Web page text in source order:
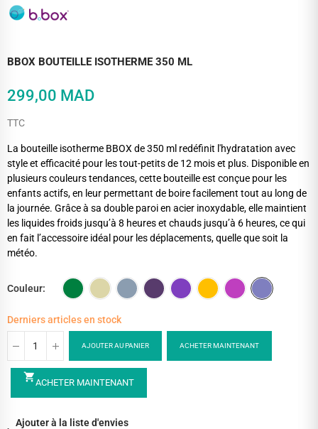
BBOX BOUTEILLE ISOTHERME 350 ML
299,00 MAD
TTC
La bouteille isotherme BBOX de 350 ml redéfinit l'hydratation avec
style et efficacité pour les tout-petits de 12 mois et plus. Disponible en
plusieurs couleurs tendances, cette bouteille est conçue pour les
enfants actifs, en leur permettant de boire facilement tout au long de
la journée. Grâce à sa double paroi en acier inoxydable, elle maintient
les liquides froids jusqu’à 8 heures et chauds jusqu’à 6 heures, ce qui
en fait l’accessoire idéal pour les déplacements, quelle que soit la
météo.
Couleur
Derniers articles en stock
AJOUTER AU PANIER ACHETER MAINTENANT
shopping_cartACHETER MAINTENANT
Ajouter à la liste d'envies